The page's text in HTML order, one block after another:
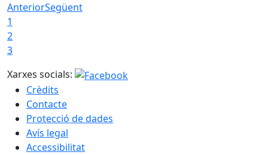
AnteriorSegüent
1
2
3
Xarxes socials:
Crèdits
Contacte
Protecció de dades
Avís legal
Accessibilitat